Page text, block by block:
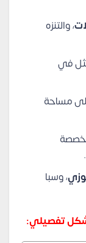
، والتنزه
في
مساحة
، وسبا
تفصيلي: